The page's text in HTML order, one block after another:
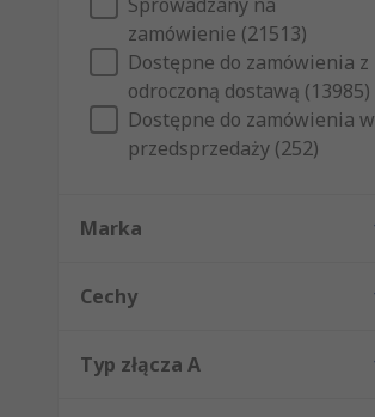
zamówienie (21513)
Dostępne do zamówienia z
odroczoną dostawą (13985)
Dostępne do zamówienia w
przedsprzedaży (252)
Marka
Cechy
Typ złącza A